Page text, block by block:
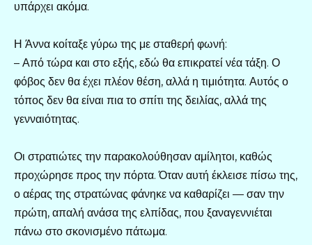
υπάρχει ακόμα.
Η Άννα κοίταξε γύρω της με σταθερή φωνή:
– Από τώρα και στο εξής, εδώ θα επικρατεί νέα τάξη. Ο
φόβος δεν θα έχει πλέον θέση, αλλά η τιμιότητα. Αυτός ο
τόπος δεν θα είναι πια το σπίτι της δειλίας, αλλά της
γενναιότητας.
Οι στρατιώτες την παρακολούθησαν αμίλητοι, καθώς
προχώρησε προς την πόρτα. Όταν αυτή έκλεισε πίσω της,
ο αέρας της στρατώνας φάνηκε να καθαρίζει — σαν την
πρώτη, απαλή ανάσα της ελπίδας, που ξαναγεννιέται
πάνω στο σκονισμένο πάτωμα.